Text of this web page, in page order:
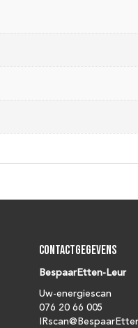
Contactgegevens
BespaarEtten-Leur
Uw-energiescan
076 20 66 005